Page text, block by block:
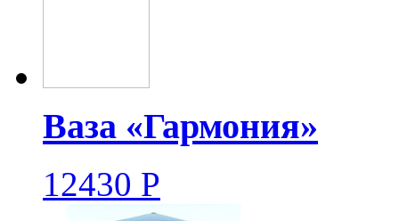
Ваза «Гармония»
12430 Р